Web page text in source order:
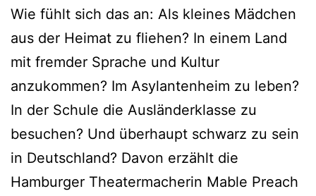
Wie fühlt sich das an: Als kleines Mädchen
aus der Heimat zu fliehen? In einem Land
mit fremder Sprache und Kultur
anzukommen? Im Asylantenheim zu leben?
In der Schule die Ausländerklasse zu
besuchen? Und überhaupt schwarz zu sein
in Deutschland? Davon erzählt die
Hamburger Theatermacherin Mable Preach